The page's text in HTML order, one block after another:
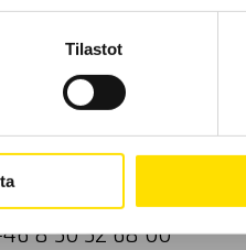
Tilastot
meistä
8 50 52 68 00